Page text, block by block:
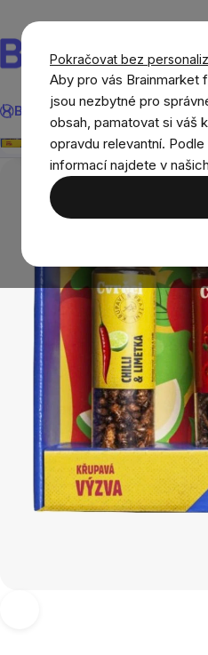
Pokračovat bez
Aby pro vás Brainmarket
jsou nezbytné pro
obsah, pamatovat si váš
opravdu relevantní.
informací najdete v našich
obsah
BrainMax® Léto Ušetři Cíle
Potraviny
Sens Křupaví
Přehled Popis